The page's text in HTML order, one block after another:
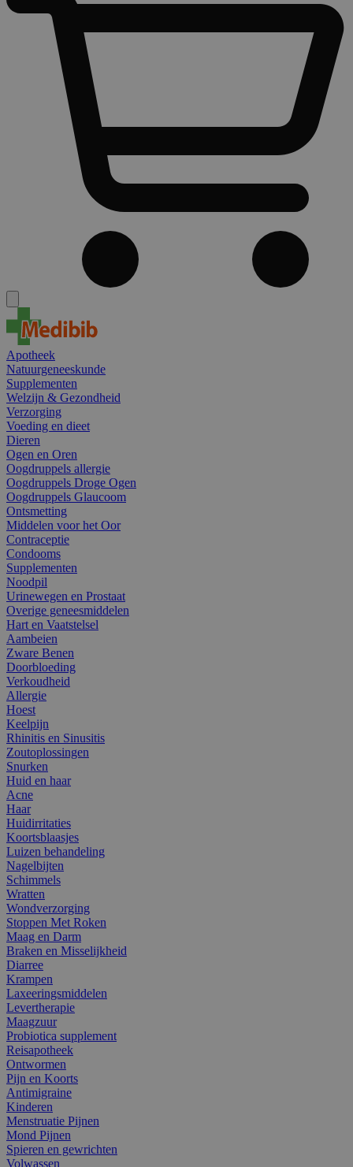
Apotheek
Natuurgeneeskunde
Supplementen
Welzijn & Gezondheid
Verzorging
Voeding en dieet
Dieren
Ogen en Oren
Oogdruppels allergie
Oogdruppels Droge Ogen
Oogdruppels Glaucoom
Ontsmetting
Middelen voor het Oor
Contraceptie
Condooms
Supplementen
Noodpil
Urinewegen en Prostaat
Overige geneesmiddelen
Hart en Vaatstelsel
Aambeien
Zware Benen
Doorbloeding
Verkoudheid
Allergie
Hoest
Keelpijn
Rhinitis en Sinusitis
Zoutoplossingen
Snurken
Huid en haar
Acne
Haar
Huidirritaties
Koortsblaasjes
Luizen behandeling
Nagelbijten
Schimmels
Wratten
Wondverzorging
Stoppen Met Roken
Maag en Darm
Braken en Misselijkheid
Diarree
Krampen
Laxeeringsmiddelen
Levertherapie
Maagzuur
Probiotica supplement
Reisapotheek
Ontwormen
Pijn en Koorts
Antimigraine
Kinderen
Menstruatie Pijnen
Mond Pijnen
Spieren en gewrichten
Volwassen